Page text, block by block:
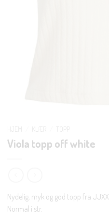
Viola topp off white
Nydelig, myk og god topp fra JJXX.
Normal i str.